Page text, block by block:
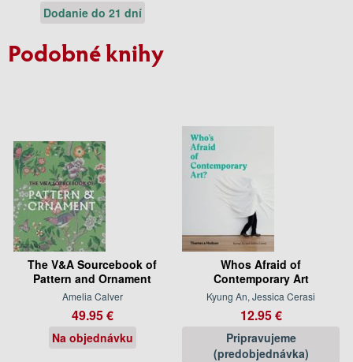
Dodanie do 21 dní
Podobné knihy
The V&A Sourcebook of
Pattern and Ornament
Amelia Calver
49.95 €
Na objednávku
Whos Afraid of
Contemporary Art
Kyung An, Jessica Cerasi
12.95 €
Pripravujeme
(predobjednávka)